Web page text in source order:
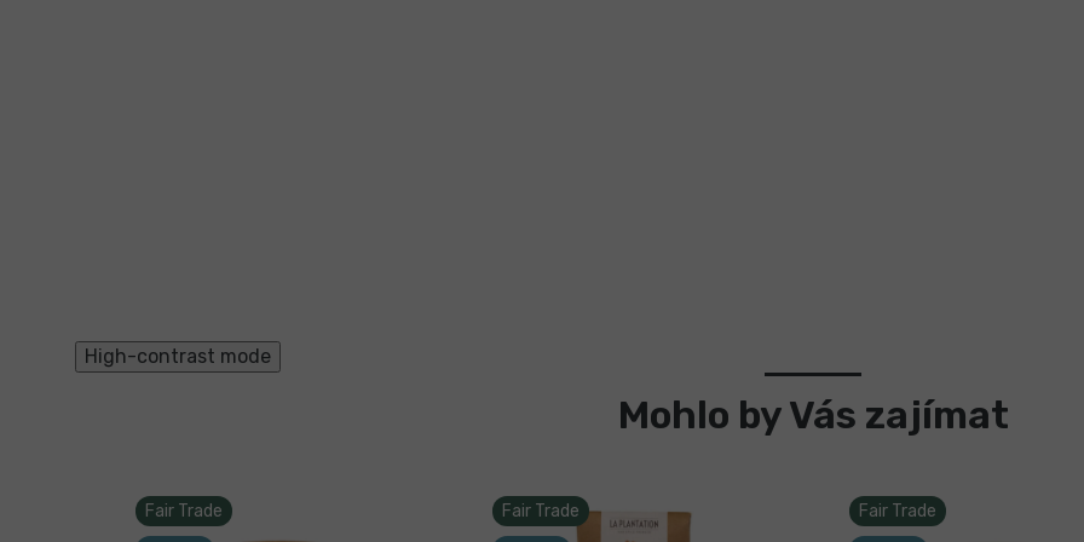
High-contrast mode
Mohlo by Vás zajímat
Fair Trade
Fair Trade
Fair Trade